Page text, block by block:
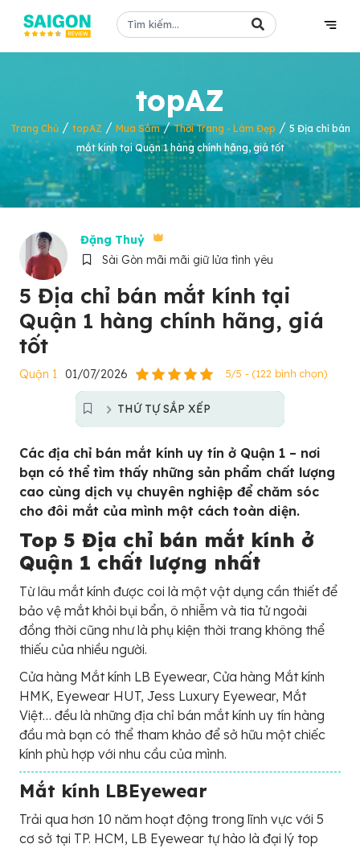
topAZ
Trang Chủ/ topAZ / Mua Sắm/Thời Trang - Làm Đẹp / 5 Địa chỉ bán
mắt kính tại Quận 1 hàng chính hãng, giá tốt
Đặng Thuỷ
Sài Gòn mãi mãi giữ lửa tình yêu
5 Địa chỉ bán mắt kính tại
Quận 1 hàng chính hãng, giá
tốt
Quận 1 01/07/2026 5/5 - (122 bình chọn)
THỨ TỰ SẮP XẾP
Các địa chỉ bán mắt kính uy tín ở Quận 1 – nơi
bạn có thể tìm thấy những sản phẩm chất lượng
cao cùng dịch vụ chuyên nghiệp để chăm sóc
cho đôi mắt của mình một cách toàn diện.
Top 5 Địa chỉ bán mắt kính ở
Quận 1 chất lượng nhất
Từ lâu mắt kính được coi là một vật dụng cần thiết để
bảo vệ mắt khỏi bụi bẩn, ô nhiễm và tia tử ngoài
đồng thời cũng như là phụ kiện thời trang không thể
thiếu của nhiều người.
Cửa hàng Mắt kính LB Eyewear, Cửa hàng Mắt kính
HMK, Eyewear HUT, Jess Luxury Eyewear, Mắt
Việt… đều là những địa chỉ bán mắt kính uy tín hàng
đầu mà bạn có thể tham khảo để sở hữu một chiếc
kính phù hợp với nhu cầu của mình.
Mắt kính LBEyewear
Trải qua hơn 10 năm hoạt động trong lĩnh vực với 5
cơ sở tại TP. HCM, LB Eyewear tự hào là đại lý top